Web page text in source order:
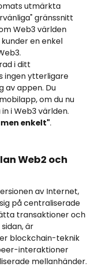
utmärkta
gränssnitt
Web3 världen
en enkel
i ditt
ingen ytterligare
av appen. Du
om du nu
i Web3 världen.
enkelt".
Web2 och
av Internet,
på centraliserade
transaktioner och
är
blockchain-teknik
interaktioner
mellanhänder.